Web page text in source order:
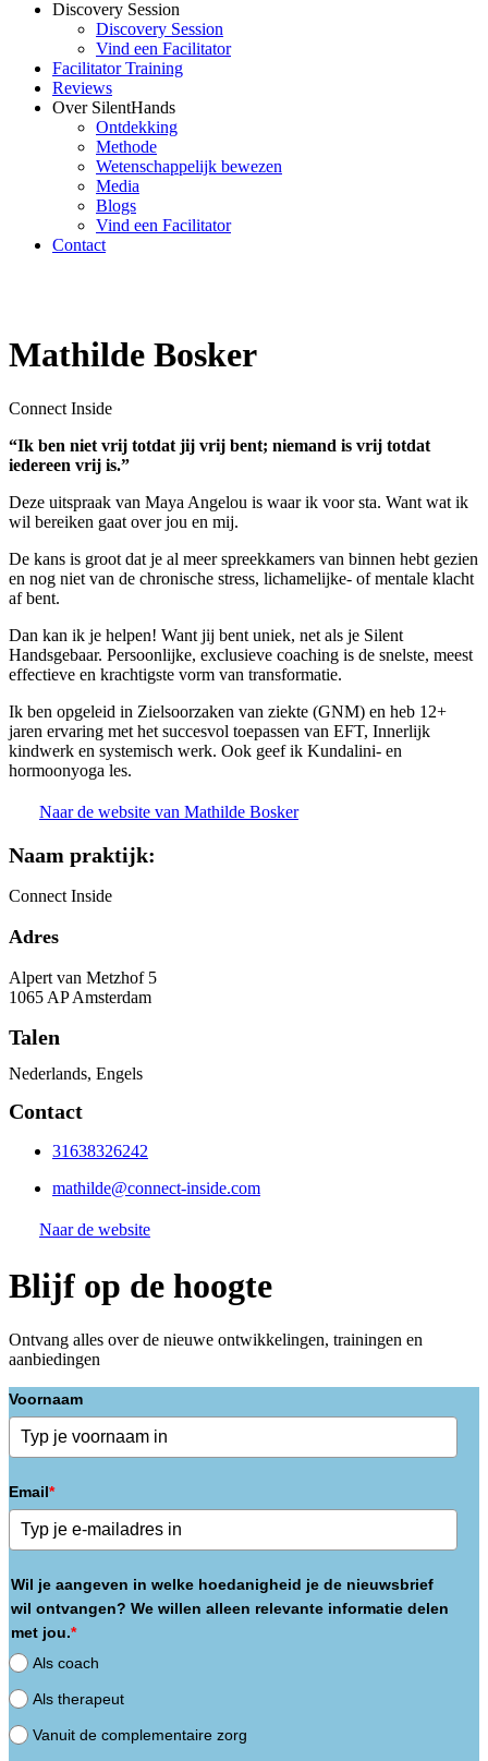
Discovery Session
Discovery Session
Vind een Facilitator
Facilitator Training
Reviews
Over SilentHands
Ontdekking
Methode
Wetenschappelijk bewezen
Media
Blogs
Vind een Facilitator
Contact
Mathilde Bosker
Connect Inside
“Ik ben niet vrij totdat jij vrij bent; niemand is vrij totdat
iedereen vrij is.”
Deze uitspraak van Maya Angelou is waar ik voor sta. Want wat ik
wil bereiken gaat over jou en mij.
De kans is groot dat je al meer spreekkamers van binnen hebt gezien
en nog niet van de chronische stress, lichamelijke- of mentale klacht
af bent.
Dan kan ik je helpen! Want jij bent uniek, net als je Silent
Handsgebaar. Persoonlijke, exclusieve coaching is de snelste, meest
effectieve en krachtigste vorm van transformatie.
Ik ben opgeleid in Zielsoorzaken van ziekte (GNM) en heb 12+
jaren ervaring met het succesvol toepassen van EFT, Innerlijk
kindwerk en systemisch werk. Ook geef ik Kundalini- en
hormoonyoga les.
Naar de website van Mathilde Bosker
Naam praktijk:
Connect Inside
Adres
Alpert van Metzhof 5
1065 AP Amsterdam
Talen
Nederlands, Engels
Contact
31638326242
mathilde@connect-inside.com
Naar de website
Blijf op de hoogte
Ontvang alles over de nieuwe ontwikkelingen, trainingen en
aanbiedingen
Voornaam
Email*
Wil je aangeven in welke hoedanigheid je de nieuwsbrief
wil ontvangen? We willen alleen relevante informatie delen
met jou.*
Als coach
Als therapeut
Vanuit de complementaire zorg